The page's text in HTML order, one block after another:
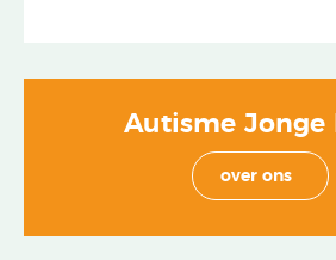
Autisme Jonge
over ons